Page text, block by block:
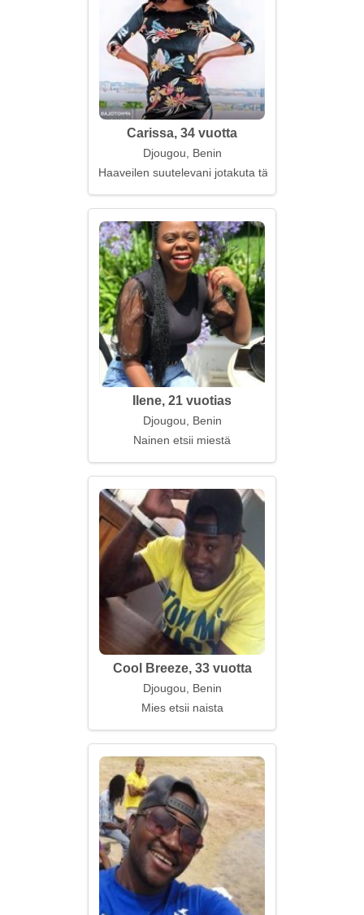
Carissa, 34 vuotta
Djougou, Benin
Haaveilen suutelevani jotakuta tärkeää
Ilene, 21 vuotias
Djougou, Benin
Nainen etsii miestä
Cool Breeze, 33 vuotta
Djougou, Benin
Mies etsii naista